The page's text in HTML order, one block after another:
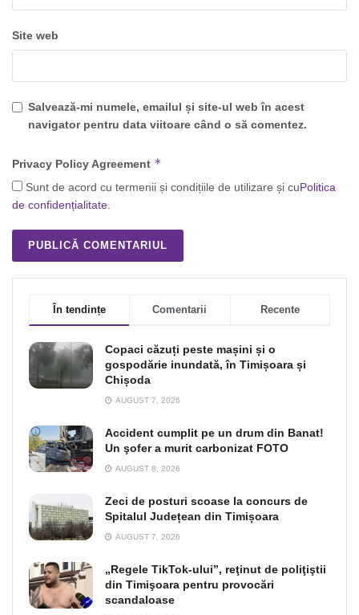
Site web
Salvează-mi numele, emailul și site-ul web în acest
navigator pentru data viitoare când o să comentez.
Privacy Policy Agreement *
Sunt de acord cu termenii și condițiile de utilizare și cuPolitica
de confidențialitate.
În tendințe Comentarii Recente
Copaci căzuți peste mașini și o
gospodărie inundată, în Timișoara și
Chișoda
AUGUST 7, 2026
Accident cumplit pe un drum din Banat!
Un şofer a murit carbonizat FOTO
AUGUST 8, 2026
Zeci de posturi scoase la concurs de
Spitalul Județean din Timișoara
AUGUST 7, 2026
„Regele TikTok-ului”, reţinut de poliţiştii
din Timişoara pentru provocări
scandaloase